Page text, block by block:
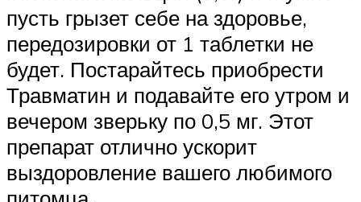
пусть грызет себе на здоровье,
передозировки от 1 таблетки не
будет. Постарайтесь приобрести
Травматин и подавайте его утром и
вечером зверьку по 0,5 мг. Этот
препарат отлично ускорит
выздоровление вашего любимого